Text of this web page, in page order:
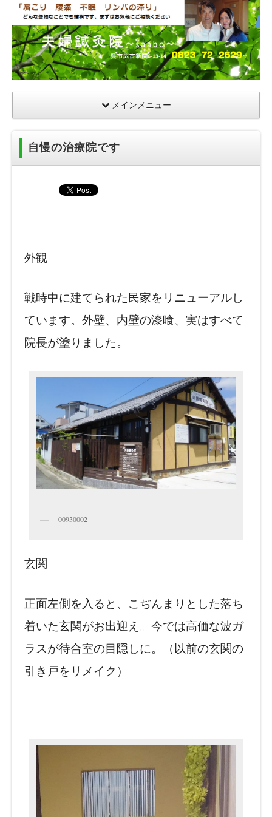
夫
婦
鍼
灸
院
メインメニュー
自慢の治療院です
外観
戦時中に建てられた民家をリニューアルし
ています。外壁、内壁の漆喰、実はすべて
院長が塗りました。
00930002
玄関
正面左側を入ると、こぢんまりとした落ち
着いた玄関がお出迎え。今では高価な波ガ
ラスが待合室の目隠しに。（以前の玄関の
引き戸をリメイク）